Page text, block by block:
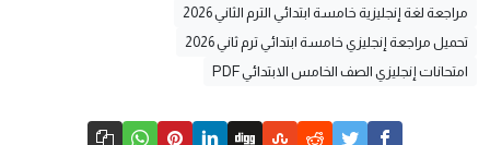
مراجعة لغة إنجليزية خامسة ابتدائي الترم الثاني 2026
تحميل مراجعة إنجليزي خامسة ابتدائي ترم ثاني 2026
امتحانات إنجليزي الصف الخامس الابتدائي PDF